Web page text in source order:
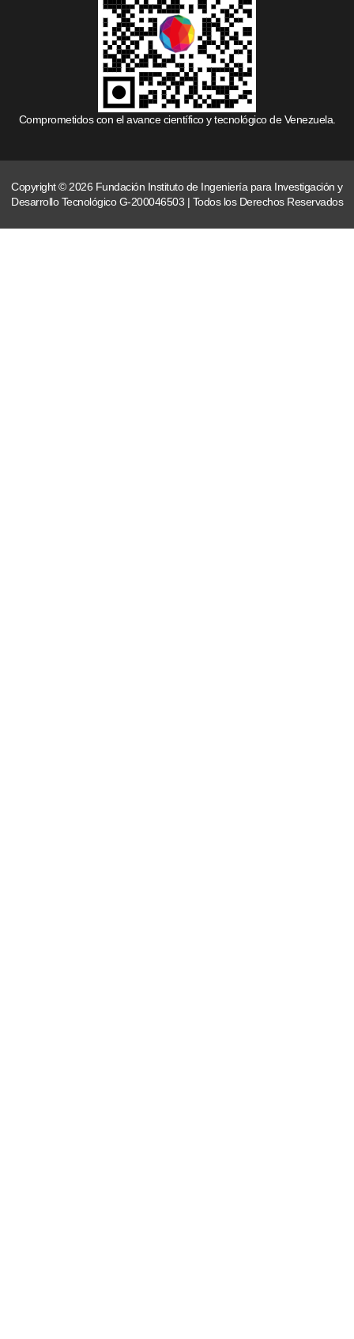
Comprometidos con el avance científico y tecnológico de Venezuela.
Copyright © 2026 Fundación Instituto de Ingeniería para Investigación y
Desarrollo Tecnológico G-200046503 | Todos los Derechos Reservados